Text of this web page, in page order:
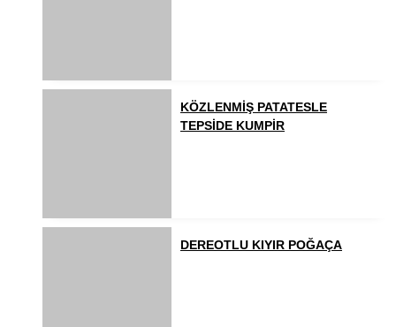
KÖZLENMİŞ PATATESLE
TEPSİDE KUMPİR
DEREOTLU KIYIR POĞAÇA